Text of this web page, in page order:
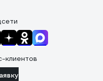
клиентов